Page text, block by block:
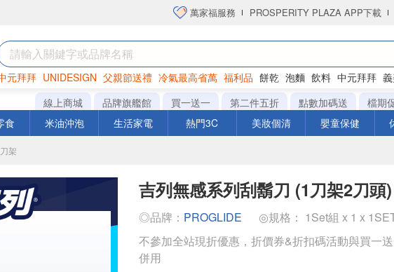
萬家福服務 PROSPERITY PLAZA APP下載
元拜拜 UNIDESIGN 父親節送禮 冷氣最高省萬 福利品 餅乾 泡麵 飲料 中元拜拜
罐頭 海苔 洋芋片
線上商城 品牌旗艦館 買一送一 第二件五折 點數加碼送
檔期
食 米油沖泡 生活家電 熱門3C 美妝個清 嬰童保健
架
吉列無感系列刮鬍刀 (1刀架2刀頭)
◎品牌： PROGLIDE
◎規格： 1Set組 x 1 x
不參加全站現折優惠，折價券&折扣碼活動與買一
併用